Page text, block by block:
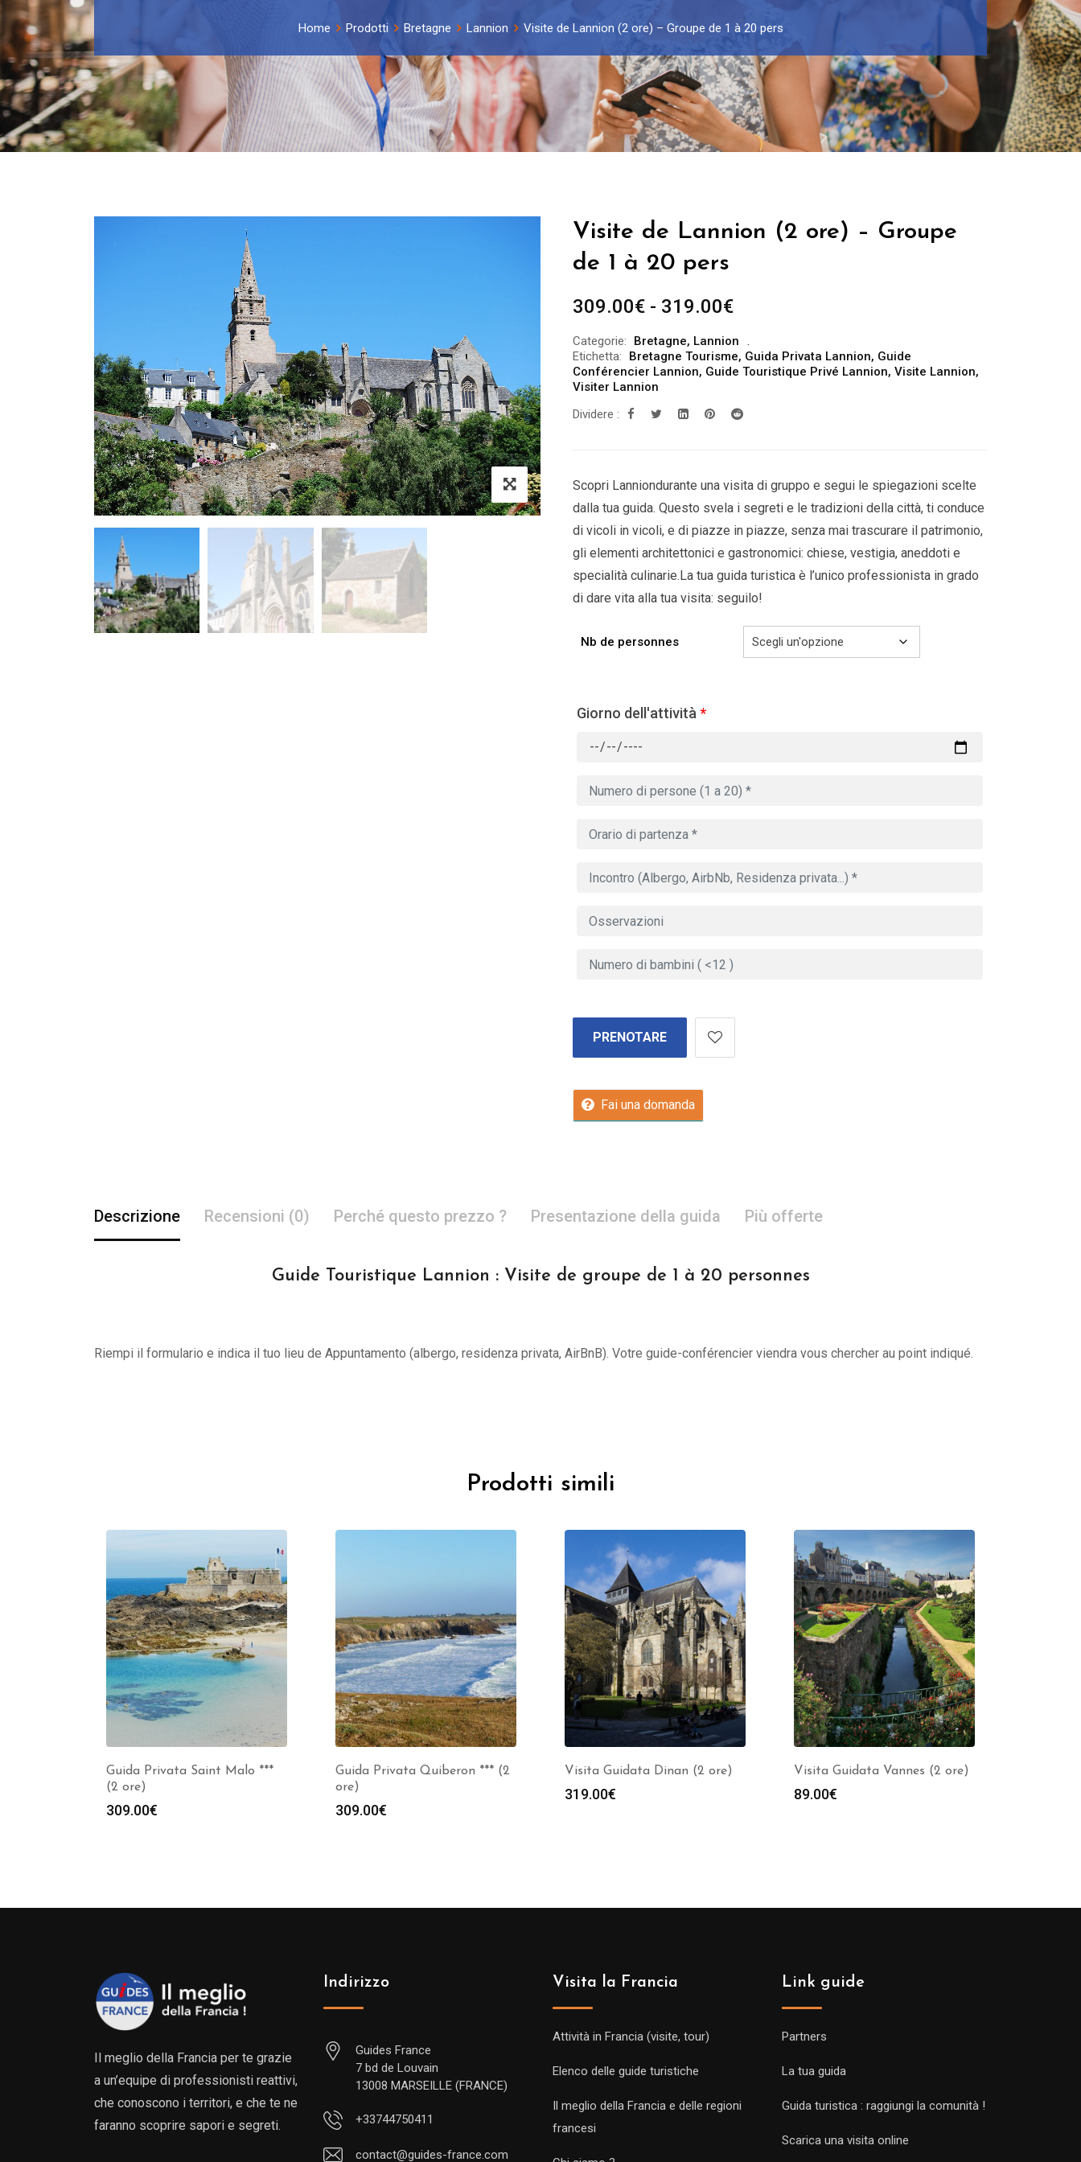
Home Prodotti Bretagne Lannion Visite de Lannion (2 ore) – Groupe de 1 à 20 pers
Visite de Lannion (2 ore) – Groupe
de 1 à 20 pers
309.00€ - 319.00€Fascia
prezzo:
da
a
Categorie: Bretagne, Lannion
Etichetta:
Bretagne Tourisme, Guida Privata Lannion, Guide
Conférencier Lannion, Guide Touristique Privé Lannion, Visite Lannion,
Visiter Lannion
Dividere :
Scopri Lanniondurante una visita di gruppo e segui le spiegazioni scelte
dalla tua guida. Questo svela i segreti e le tradizioni della città, ti conduce
di vicoli in vicoli, e di piazze in piazze, senza mai trascurare il patrimonio,
gli elementi architettonici e gastronomici: chiese, vestigia, aneddoti e
specialità culinarie.La tua guida turistica è l’unico professionista in grado
di dare vita alla tua visita: seguilo!
Nb de personnes
Giorno dell'attività *
PRENOTARE
Fai una domanda
Descrizione Recensioni (0) Perché questo prezzo ? Presentazione della guida Più offerte
Guide Touristique Lannion : Visite de groupe de 1 à 20 personnes
Riempi il formulario e indica il tuo lieu de Appuntamento (albergo, residenza privata, AirBnB). Votre guide-conférencier viendra vous chercher au point indiqué.
Prodotti simili
Guida Privata Saint Malo ***
(2 ore)
309.00€
Guida Privata Quiberon *** (2
ore)
309.00€
Visita Guidata Dinan (2 ore)
319.00€
Visita Guidata Vannes (2 ore)
89.00€
Il meglio della Francia per te grazie
a un’equipe di professionisti reattivi,
che conoscono i territori, e che te ne
faranno scoprire sapori e segreti.
Indirizzo
Guides France
7 bd de Louvain
13008 MARSEILLE (FRANCE)
+33744750411
contact@guides-france.com
Visita la Francia
Attività in Francia (visite, tour)
Elenco delle guide turistiche
Il meglio della Francia e delle regioni
francesi
Link guide
Partners
La tua guida
Guida turistica : raggiungi la comunità !
Scarica una visita online